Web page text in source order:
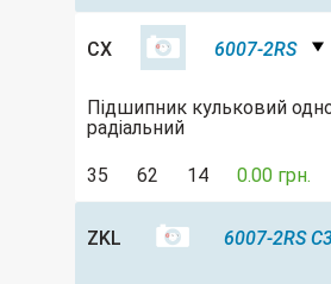
CX 6007-2RS
Підшипник кульковий
радіальний
35 62 14 0.00 грн.
ZKL 6007-2RS